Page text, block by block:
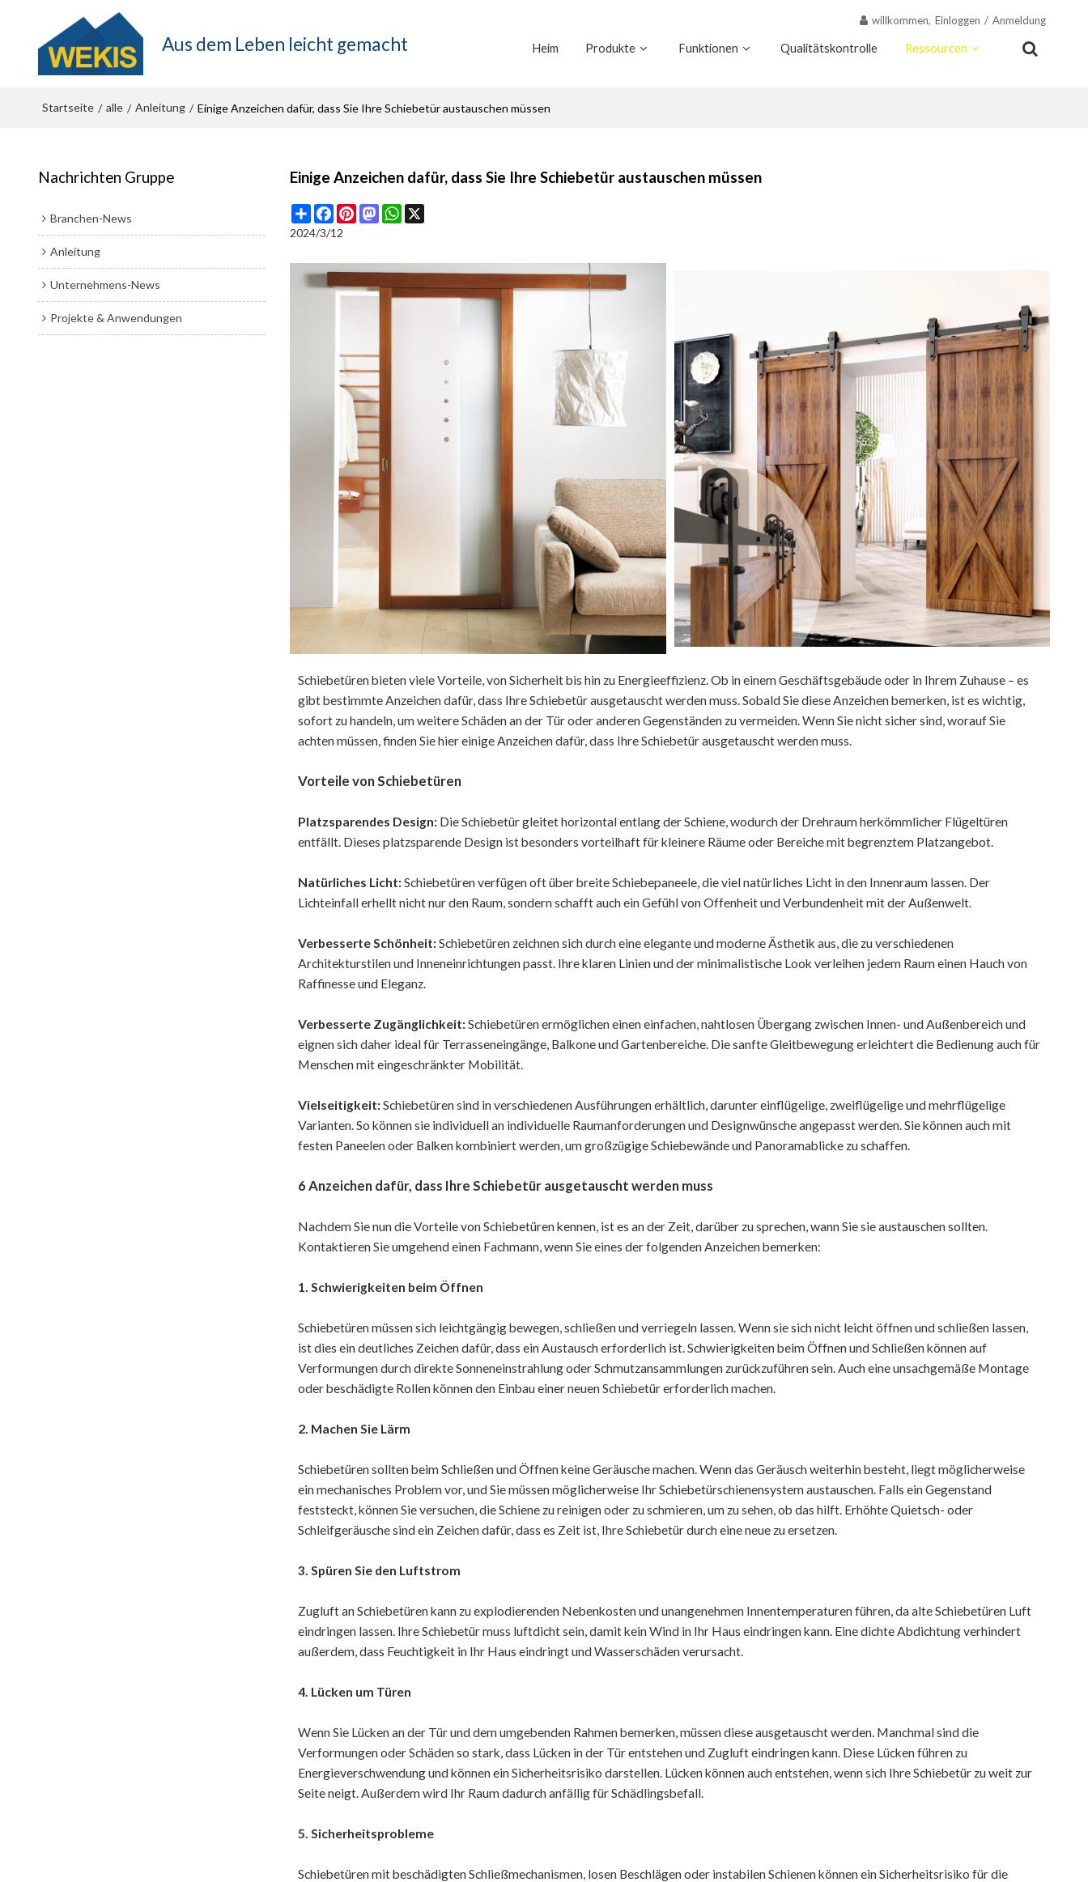
Aus dem Leben leicht gemacht
willkommen, Einloggen / Anmeldung
Heim Produkte Funktionen Qualitätskontrolle Ressourcen
Startseite / alle / Anleitung / Einige Anzeichen dafür, dass Sie Ihre Schiebetür austauschen müssen
Nachrichten Gruppe
Branchen-News
Anleitung
Unternehmens-News
Projekte & Anwendungen
Einige Anzeichen dafür, dass Sie Ihre Schiebetür austauschen müssen
ShareFacebookPinterest
MastodonWhatsApp
2024/3/12
Schiebetüren bieten viele Vorteile, von Sicherheit bis hin zu Energieeffizienz. Ob in einem Geschäftsgebäude oder in Ihrem Zuhause – es
gibt bestimmte Anzeichen dafür, dass Ihre Schiebetür ausgetauscht werden muss. Sobald Sie diese Anzeichen bemerken, ist es wichtig,
sofort zu handeln, um weitere Schäden an der Tür oder anderen Gegenständen zu vermeiden. Wenn Sie nicht sicher sind, worauf Sie
achten müssen, finden Sie hier einige Anzeichen dafür, dass Ihre Schiebetür ausgetauscht werden muss.
Vorteile von Schiebetüren
Platzsparendes Design: Die Schiebetür gleitet horizontal entlang der Schiene, wodurch der Drehraum herkömmlicher Flügeltüren
entfällt. Dieses platzsparende Design ist besonders vorteilhaft für kleinere Räume oder Bereiche mit begrenztem Platzangebot.
Natürliches Licht:Schiebetüren verfügen oft über breite Schiebepaneele, die viel natürliches Licht in den Innenraum lassen. Der
Lichteinfall erhellt nicht nur den Raum, sondern schafft auch ein Gefühl von Offenheit und Verbundenheit mit der Außenwelt.
Verbesserte Schönheit:Schiebetüren zeichnen sich durch eine elegante und moderne Ästhetik aus, die zu verschiedenen
Architekturstilen und Inneneinrichtungen passt. Ihre klaren Linien und der minimalistische Look verleihen jedem Raum einen Hauch von
Raffinesse und Eleganz.
Verbesserte Zugänglichkeit:Schiebetüren ermöglichen einen einfachen, nahtlosen Übergang zwischen Innen- und Außenbereich und
eignen sich daher ideal für Terrasseneingänge, Balkone und Gartenbereiche. Die sanfte Gleitbewegung erleichtert die Bedienung auch für
Menschen mit eingeschränkter Mobilität.
Vielseitigkeit:Schiebetüren sind in verschiedenen Ausführungen erhältlich, darunter einflügelige, zweiflügelige und mehrflügelige
Varianten. So können sie individuell an individuelle Raumanforderungen und Designwünsche angepasst werden. Sie können auch mit
festen Paneelen oder Balken kombiniert werden, um großzügige Schiebewände und Panoramablicke zu schaffen.
6 Anzeichen dafür, dass Ihre Schiebetür ausgetauscht werden muss
Nachdem Sie nun die Vorteile von Schiebetüren kennen, ist es an der Zeit, darüber zu sprechen, wann Sie sie austauschen sollten.
Kontaktieren Sie umgehend einen Fachmann, wenn Sie eines der folgenden Anzeichen bemerken:
1. Schwierigkeiten beim Öffnen
Schiebetüren müssen sich leichtgängig bewegen, schließen und verriegeln lassen. Wenn sie sich nicht leicht öffnen und schließen lassen,
ist dies ein deutliches Zeichen dafür, dass ein Austausch erforderlich ist. Schwierigkeiten beim Öffnen und Schließen können auf
Verformungen durch direkte Sonneneinstrahlung oder Schmutzansammlungen zurückzuführen sein. Auch eine unsachgemäße Montage
oder beschädigte Rollen können den Einbau einer neuen Schiebetür erforderlich machen.
2. Machen Sie Lärm
Schiebetüren sollten beim Schließen und Öffnen keine Geräusche machen. Wenn das Geräusch weiterhin besteht, liegt möglicherweise
ein mechanisches Problem vor, und Sie müssen möglicherweise Ihr Schiebetürschienensystem austauschen. Falls ein Gegenstand
feststeckt, können Sie versuchen, die Schiene zu reinigen oder zu schmieren, um zu sehen, ob das hilft. Erhöhte Quietsch- oder
Schleifgeräusche sind ein Zeichen dafür, dass es Zeit ist, Ihre Schiebetür durch eine neue zu ersetzen.
3. Spüren Sie den Luftstrom
Zugluft an Schiebetüren kann zu explodierenden Nebenkosten und unangenehmen Innentemperaturen führen, da alte Schiebetüren Luft
eindringen lassen. Ihre Schiebetür muss luftdicht sein, damit kein Wind in Ihr Haus eindringen kann. Eine dichte Abdichtung verhindert
außerdem, dass Feuchtigkeit in Ihr Haus eindringt und Wasserschäden verursacht.
4. Lücken um Türen
Wenn Sie Lücken an der Tür und dem umgebenden Rahmen bemerken, müssen diese ausgetauscht werden. Manchmal sind die
Verformungen oder Schäden so stark, dass Lücken in der Tür entstehen und Zugluft eindringen kann. Diese Lücken führen zu
Energieverschwendung und können ein Sicherheitsrisiko darstellen. Lücken können auch entstehen, wenn sich Ihre Schiebetür zu weit zur
Seite neigt. Außerdem wird Ihr Raum dadurch anfällig für Schädlingsbefall.
5. Sicherheitsprobleme
Schiebetüren mit beschädigten Schließmechanismen, losen Beschlägen oder instabilen Schienen können ein Sicherheitsrisiko für die